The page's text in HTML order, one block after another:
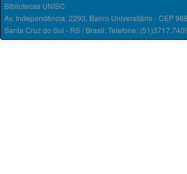
Bibliotecas UNISC
Av. Independência, 2293, Bairro Universitário - CEP
Santa Cruz do Sul - RS / Brasil. Telefone: